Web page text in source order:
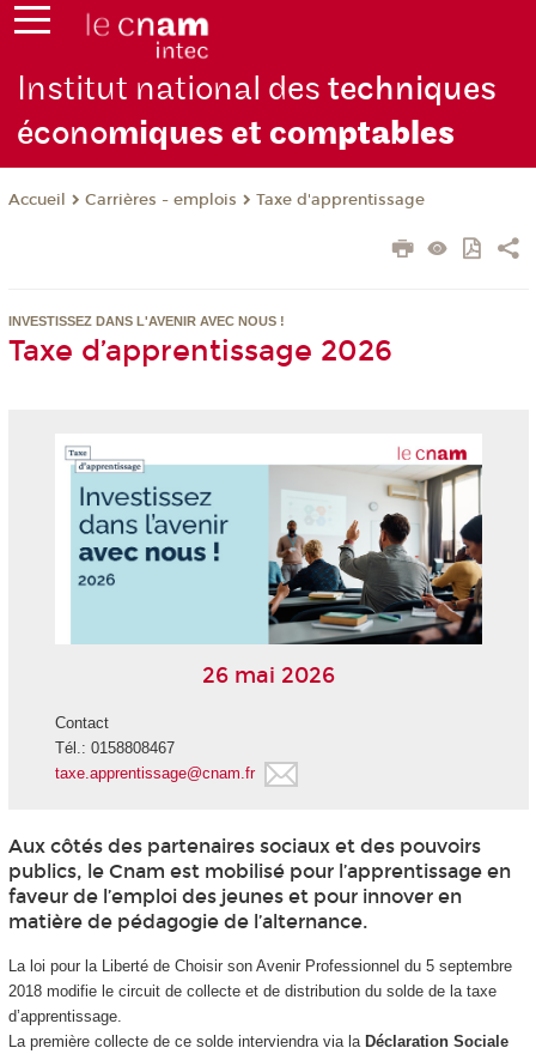
Institut national destechniques
économiques et comptables
Accueil Carrières - emplois Taxe d'apprentissage
INVESTISSEZ DANS L'AVENIR AVEC NOUS !
Taxe d’apprentissage 2026
26 mai 2026
Contact
Tél.: 0158808467
taxe.apprentissage@cnam.fr
Aux côtés des partenaires sociaux et des pouvoirs
publics, le Cnam est mobilisé pour l’apprentissage en
faveur de l’emploi des jeunes et pour innover en
matière de pédagogie de l’alternance.
La loi pour la Liberté de Choisir son Avenir Professionnel du 5 septembre
2018 modifie le circuit de collecte et de distribution du solde de la taxe
d’apprentissage.
La première collecte de ce solde interviendra via la Déclaration Sociale